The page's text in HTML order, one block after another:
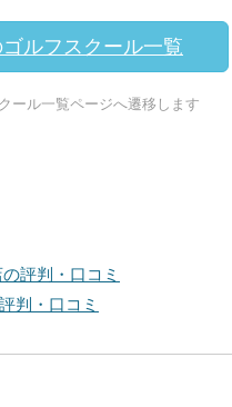
ルフスクール一覧
ール一覧ページへ遷移します
評判・口コミ
判・口コミ